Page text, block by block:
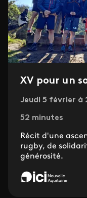
XV pour un
Jeudi 5 février à
52 minutes
Récit d'une
rugby, de
générosité.